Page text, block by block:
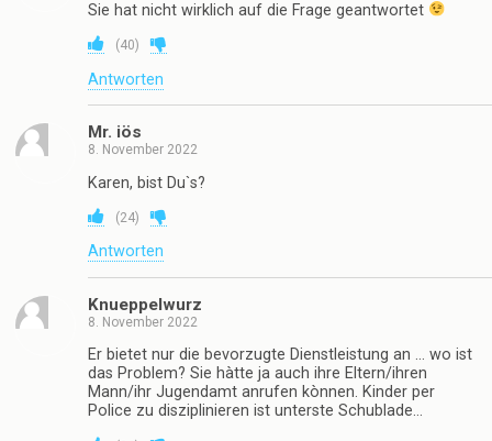
Sie hat nicht wirklich auf die Frage geantwortet
(40)
Antworten
Mr. iös
8. November 2022
Karen, bist Du`s?
(24)
Antworten
Knueppelwurz
8. November 2022
Er bietet nur die bevorzugte Dienstleistung an … wo ist
das Problem? Sie hàtte ja auch ihre Eltern/ihren
Mann/ihr Jugendamt anrufen kònnen. Kinder per
Police zu disziplinieren ist unterste Schublade…